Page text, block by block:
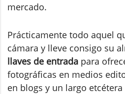
mercado.
Prácticamente todo aquel
cámara y lleve consigo su
llaves de entrada para
fotográficas en medios
en blogs y un largo